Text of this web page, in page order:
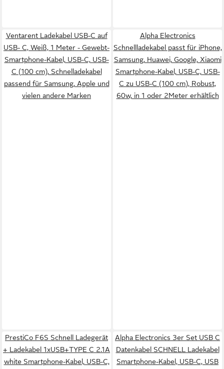
Ventarent Ladekabel USB-C auf
USB- C, Weiß, 1 Meter - Gewebt-
Smartphone-Kabel, USB-C, USB-
C (100 cm), Schnelladekabel
passend für Samsung, Apple und
vielen andere Marken
Alpha Electronics
Schnellladekabel passt für iPhone,
Samsung, Huawei, Google, Xiaomi
Smartphone-Kabel, USB-C, USB-
C zu USB-C (100 cm), Robust,
60w, in 1 oder 2Meter erhältlich
PrestiCo F6S​ Schnell Ladegerät
+ Ladekabel 1xUSB+TYPE​ C​ 2​.​1A​
white Smartphone-Kabel, USB-C,
Alpha Electronics 3er Set USB C
Datenkabel SCHNELL Ladekabel
Smartphone-Kabel, USB-C, USB